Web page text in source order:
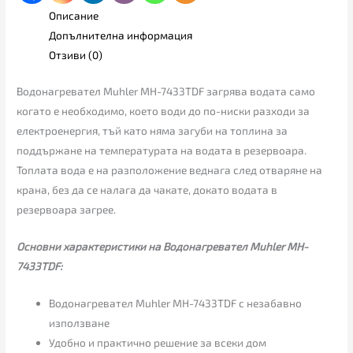
Описание
Допълнителна информация
Отзиви (0)
Водонагревател Muhler MH-7433TDF загрява водата само
когато е необходимо, което води до по-ниски разходи за
електроенергия, тъй като няма загуби на топлина за
поддържане на температурата на водата в резервоара.
Топлата вода е на разположение веднага след отваряне на
крана, без да се налага да чакате, докато водата в
резервоара загрее.
Основни характеристики на Водонагревател Muhler MH-
7433TDF:
Водонагревател Muhler MH-7433TDF с незабавно
използване
Удобно и практично решение за всеки дом